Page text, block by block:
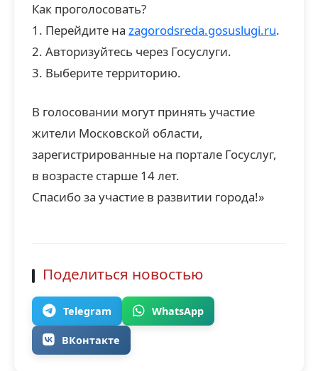
Как проголосовать?
1. Перейдите на zagorodsreda.gosuslugi.ru.
2. Авторизуйтесь через Госуслуги.
3. Выберите территорию.
В голосовании могут принять участие
жители Московской области,
зарегистрированные на портале Госуслуг,
в возрасте старше 14 лет.
Спасибо за участие в развитии города!»
Поделиться новостью
Telegram WhatsApp
ВКонтакте